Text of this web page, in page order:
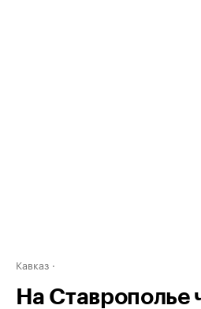
Кавказ
На Ставрополье